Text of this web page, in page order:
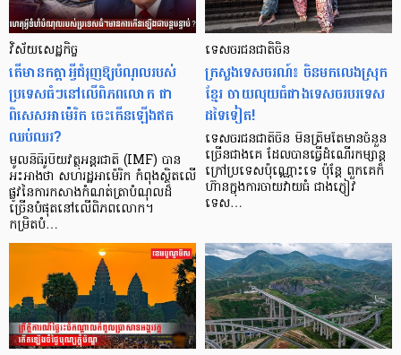
វិស័យសេដ្ឋកិច្ច
តើមានកត្តាអ្វីជំរុញឱ្យបំណុលរបស់
ប្រទេសធំៗនៅលើពិភពលោក ជា
ពិសេសអាម៉េរិក ចេះកើនឡើងឥត
ឈប់ឈរ?
មូលនិធិរូបិយវត្ថុអន្តរជាតិ (IMF) បាន
អះអាងថា សហរដ្ឋអាម៉េរិក កំពុងស្ថិតលើ
ផ្លូវនៃការកសាងកំណត់ត្រាបំណុលដ៏
ច្រើនបំផុតនៅលើពិភពលោក។
កម្រិតបំ…
ទេសចរជនជាតិចិន
ក្រសួងទេសចរណ៍៖ ចិនមកលេងស្រុក
ខ្មែរ ចាយលុយធំជាងទេសចរបរទេស
ដទៃទៀត!
ទេសចរជនជាតិចិន មិនត្រឹមតែមានចំនួន
ច្រើនជាងគេ ដែលបានធ្វើដំណើរកម្សាន្ដ
ក្រៅប្រទេសប៉ុណ្ណោះទេ ប៉ុន្ដែ ពួកគេក៏
ហ៊ានក្នុងការចាយវាយធំ ជាងភ្ញៀវ
ទេស…